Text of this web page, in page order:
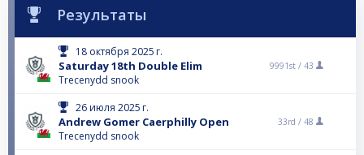
Результаты
18 октября 2025 г.
Saturday 18th Double Elim
Trecenydd snook
9991st / 43
26 июля 2025 г.
Andrew Gomer Caerphilly Open
Trecenydd snook
33rd / 48